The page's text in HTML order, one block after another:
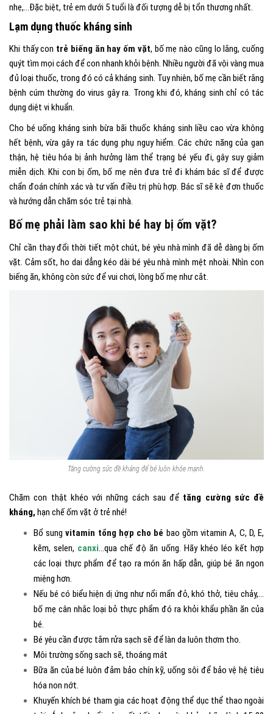
nhẹ,…Đặc biệt, trẻ em dưới 5 tuổi là đối tượng dễ bị tổn thương nhất.
Lạm dụng thuốc kháng sinh
Khi thấy con trẻ biếng ăn hay ốm vặt, bố mẹ nào cũng lo lắng, cuống
quýt tìm mọi cách để con nhanh khỏi bệnh. Nhiều người đã vội vàng mua
đủ loại thuốc, trong đó có cả kháng sinh. Tuy nhiên, bố mẹ cần biết rằng
bệnh cúm thường do virus gây ra. Trong khi đó, kháng sinh chỉ có tác
dụng diệt vi khuẩn.
Cho bé uống kháng sinh bừa bãi thuốc kháng sinh liều cao vừa không
hết bệnh, vừa gây ra tác dụng phụ nguy hiểm. Các chức năng của gan
thận, hệ tiêu hóa bị ảnh hưởng làm thể trạng bé yếu đi, gây suy giảm
miễn dịch. Khi con bị ốm, bố mẹ nên đưa trẻ đi khám bác sĩ để được
chẩn đoán chính xác và tư vấn điều trị phù hợp. Bác sĩ sẽ kê đơn thuốc
và hướng dẫn chăm sóc trẻ tại nhà.
Bố mẹ phải làm sao khi bé hay bị ốm vặt?
Chỉ cần thay đổi thời tiết một chút, bé yêu nhà mình đã dễ dàng bị ốm
vặt. Cảm sốt, ho dai dẳng kéo dài bé yêu nhà mình mệt nhoài. Nhìn con
biếng ăn, không còn sức để vui chơi, lòng bố mẹ như cắt.
Tăng cường sức đề kháng để bé luôn khỏe mạnh.
Chăm con thật khéo với những cách sau để tăng cường sức đề
kháng, hạn chế ốm vặt ở trẻ nhé!
Bổ sungvitamin tổng hợp cho bé bao gồm vitamin A, C, D, E,
kẽm, selen, canxi…qua chế độ ăn uống. Hãy khéo léo kết hợp
các loại thực phẩm để tạo ra món ăn hấp dẫn, giúp bé ăn ngon
miệng hơn.
Nếu bé có biểu hiện dị ứng như nổi mẩn đỏ, khó thở, tiêu chảy,…
bố mẹ cân nhắc loại bỏ thực phẩm đó ra khỏi khẩu phần ăn của
bé.
Bé yêu cần được tắm rửa sạch sẽ để làn da luôn thơm tho.
Môi trường sống sach sẽ, thoáng mát
Bữa ăn của bé luôn đảm bảo chín kỹ, uống sôi để bảo vệ hệ tiêu
hóa non nớt.
Khuyến khích bé tham gia các hoạt động thể dục thể thao ngoài